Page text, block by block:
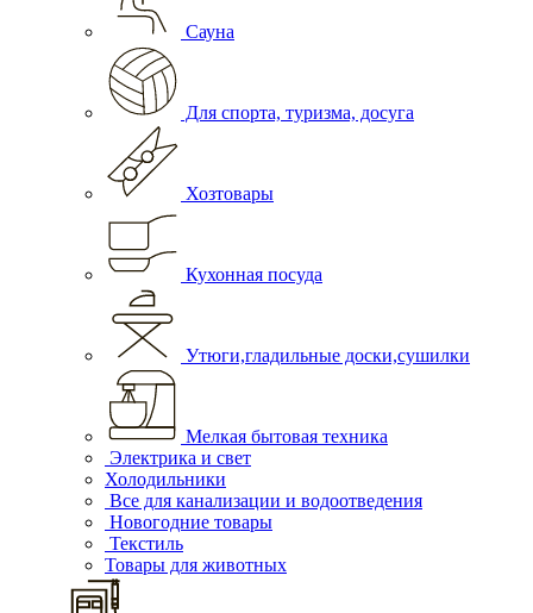
Сауна
Для спорта, туризма, досуга
Хозтовары
Кухонная посуда
Утюги,гладильные доски,сушилки
Мелкая бытовая техника
Электрика и свет
Холодильники
Все для канализации и водоотведения
Новогодние товары
Текстиль
Товары для животных